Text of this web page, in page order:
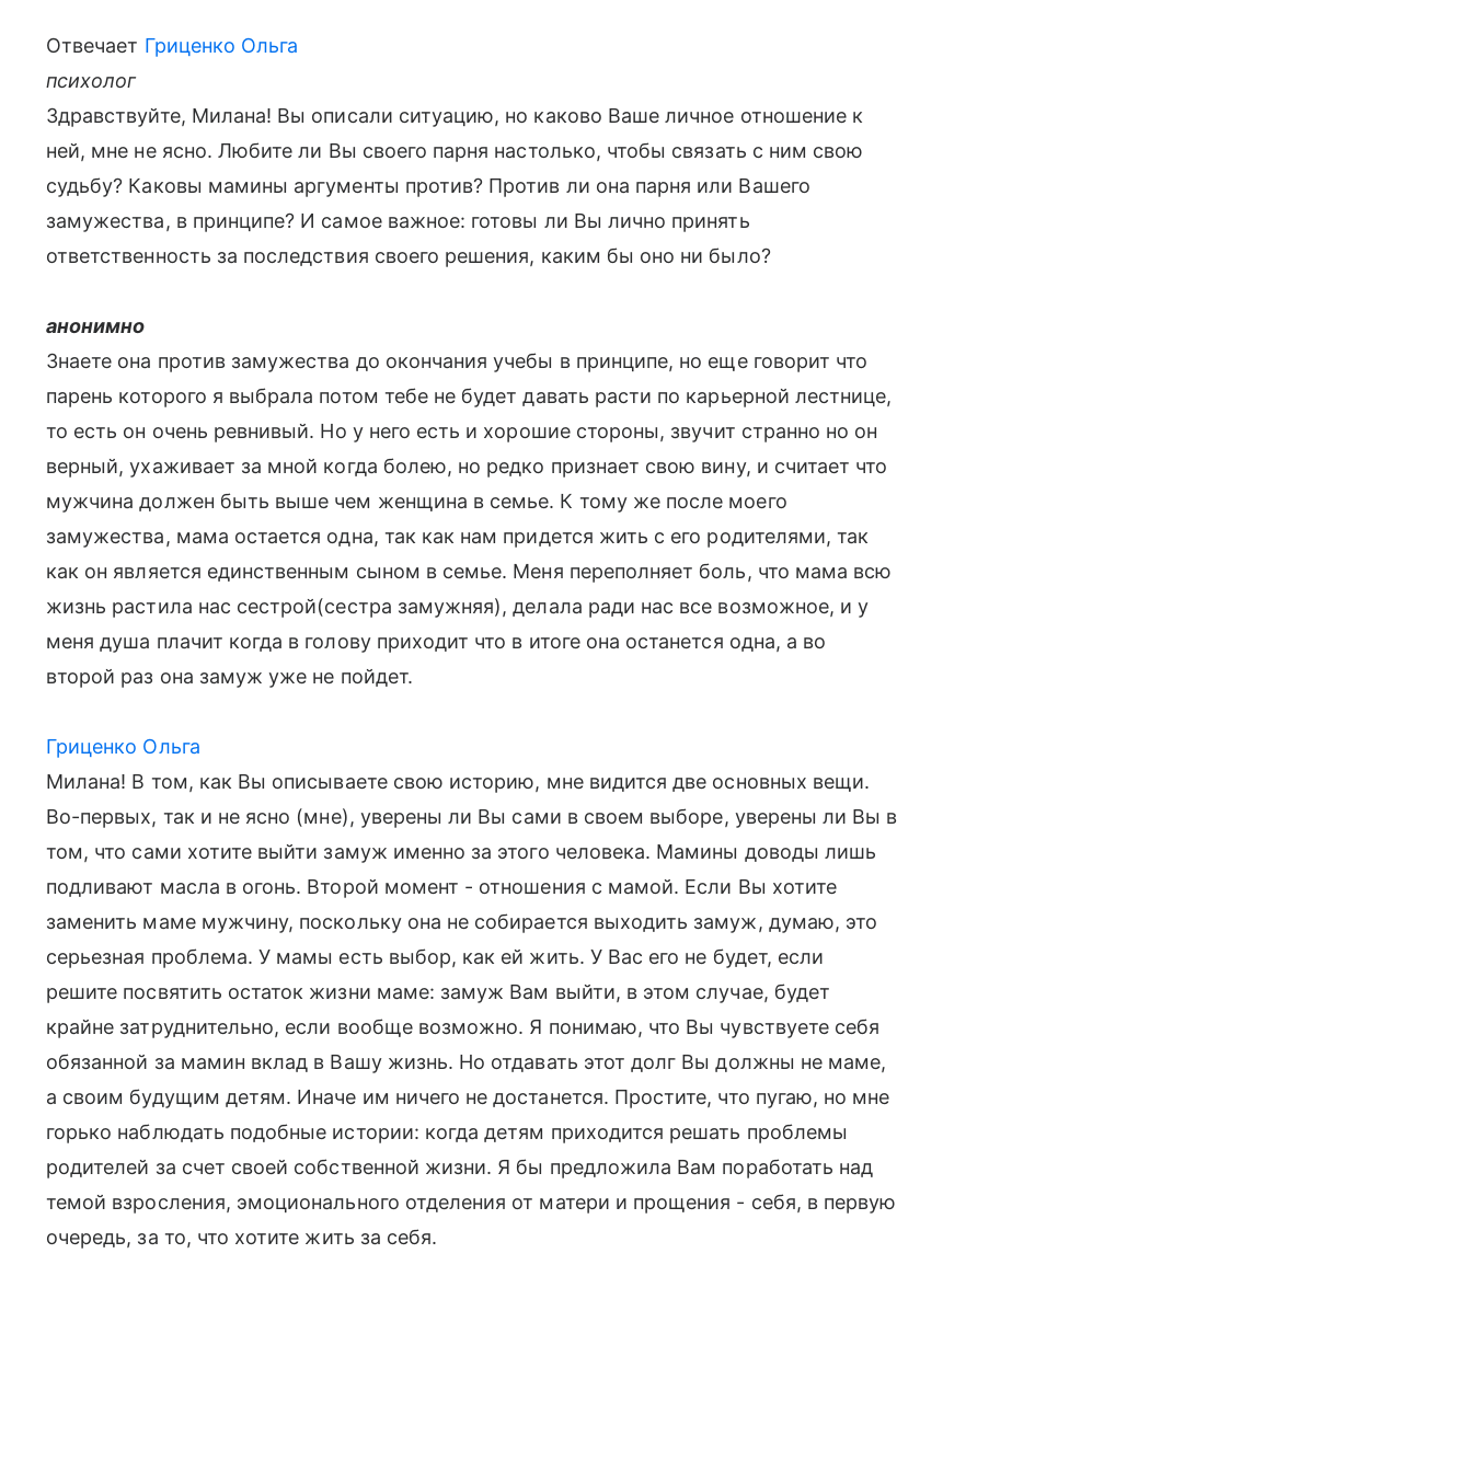
Отвечает Гриценко Ольга
психолог
Здравствуйте, Милана! Вы описали ситуацию, но каково Ваше личное отношение к
ней, мне не ясно. Любите ли Вы своего парня настолько, чтобы связать с ним свою
судьбу? Каковы мамины аргументы против? Против ли она парня или Вашего
замужества, в принципе? И самое важное: готовы ли Вы лично принять
ответственность за последствия своего решения, каким бы оно ни было?
анонимно
Знаете она против замужества до окончания учебы в принципе, но еще говорит что
парень которого я выбрала потом тебе не будет давать расти по карьерной лестнице,
то есть он очень ревнивый. Но у него есть и хорошие стороны, звучит странно но он
верный, ухаживает за мной когда болею, но редко признает свою вину, и считает что
мужчина должен быть выше чем женщина в семье. К тому же после моего
замужества, мама остается одна, так как нам придется жить с его родителями, так
как он является единственным сыном в семье. Меня переполняет боль, что мама всю
жизнь растила нас сестрой(сестра замужняя), делала ради нас все возможное, и у
меня душа плачит когда в голову приходит что в итоге она останется одна, а во
второй раз она замуж уже не пойдет.
Гриценко Ольга
Милана! В том, как Вы описываете свою историю, мне видится две основных вещи.
Во-первых, так и не ясно (мне), уверены ли Вы сами в своем выборе, уверены ли Вы в
том, что сами хотите выйти замуж именно за этого человека. Мамины доводы лишь
подливают масла в огонь. Второй момент - отношения с мамой. Если Вы хотите
заменить маме мужчину, поскольку она не собирается выходить замуж, думаю, это
серьезная проблема. У мамы есть выбор, как ей жить. У Вас его не будет, если
решите посвятить остаток жизни маме: замуж Вам выйти, в этом случае, будет
крайне затруднительно, если вообще возможно. Я понимаю, что Вы чувствуете себя
обязанной за мамин вклад в Вашу жизнь. Но отдавать этот долг Вы должны не маме,
а своим будущим детям. Иначе им ничего не достанется. Простите, что пугаю, но мне
горько наблюдать подобные истории: когда детям приходится решать проблемы
родителей за счет своей собственной жизни. Я бы предложила Вам поработать над
темой взросления, эмоционального отделения от матери и прощения - себя, в первую
очередь, за то, что хотите жить за себя.